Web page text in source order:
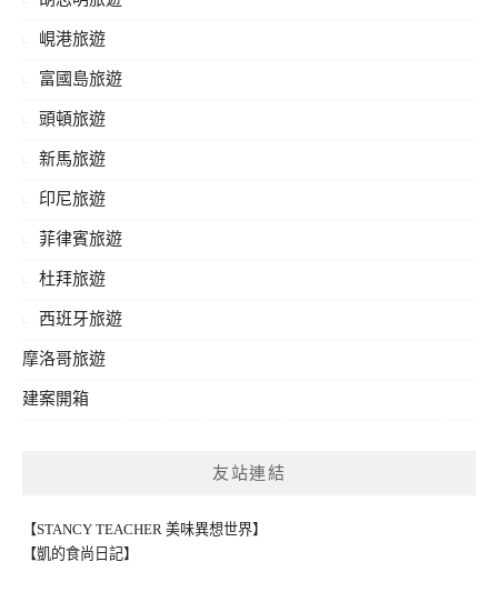
峴港旅遊
富國島旅遊
頭頓旅遊
新馬旅遊
印尼旅遊
菲律賓旅遊
杜拜旅遊
西班牙旅遊
摩洛哥旅遊
建案開箱
友站連結
【STANCY TEACHER 美味異想世界】
【凱的食尚日記】